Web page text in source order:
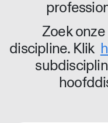
Zoek
discipline. Klik